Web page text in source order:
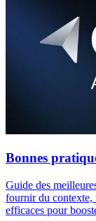
Bonnes
Guide des
fournir du contexte,
efficaces pour